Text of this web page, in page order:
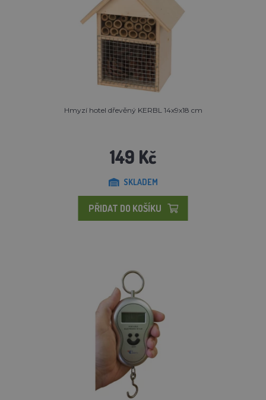
Hmyzí hotel dřevěný KERBL 14x9x18 cm
149 Kč
SKLADEM
PŘIDAT DO KOŠÍKU